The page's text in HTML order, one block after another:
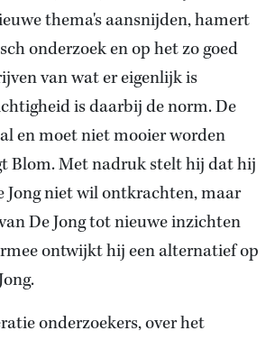
thema's aansnijden, hamert
onderzoek en op het zo goed
van wat er eigenlijk is
is daarbij de norm. De
en moet niet mooier worden
Blom. Met nadruk stelt hij dat hij
Jong niet wil ontkrachten, maar
De Jong tot nieuwe inzichten
ontwijkt hij een alternatief op
onderzoekers, over het